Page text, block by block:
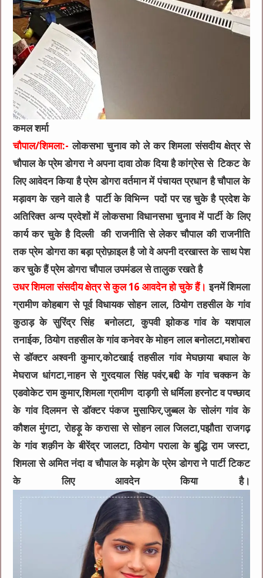
कमल शर्मा
चौपाल/शिमला:- लोकसभा चुनाव को ले कर शिमला संसदीय क्षेत्र से
चौपाल के प्रेम डोगरा ने अपना दावा ठोक दिया है कांग्रेस से टिकट के
लिए आवेदन किया है प्रेम डोगरा वर्तमान में पंचायत प्रधान है चौपाल के
मड़ावग के रहने वाले है पार्टी के विभिन्न पदों पर रह चुके है प्रदेश के
अतिरिक्त अन्य प्रदेशों में लोकसभा विधानसभा चुनाव में पार्टी के लिए
कार्य कर चुके है दिल्ली की राजनीति से लेकर चौपाल की राजनीति
तक प्रेम डोगरा का बड़ा प्रोफ़ाइल है जो वे अपनी दरखास्त के साथ पेश
कर चुके हैं प्रेम डोगरा चौपाल उपमंडल से तालुक रखते है
उधर शिमला संसदीय क्षेत्र से कुल 16 आवदेन हो चुके हैं। इनमें शिमला
ग्रामीण कोहबाग से पूर्व विधायक सोहन लाल, ठियोग तहसील के गांव
कुठाड़ के सुरिंद्र सिंह बनोलटा, कुपवी झोकड गांव के यशपाल
तनाईक, ठियोग तहसील के गांव कनेवर के मोहन लाल बनोलटा,मशोबरा
से डॉक्टर अश्वनी कुमार,कोटखाई तहसील गांव मेघछाया बघाल के
मेघराज धांगटा,नाहन से गुरदयाल सिंह पवंर,बद्दी के गांव चक्कन के
एडवोकेट राम कुमार,शिमला ग्रामीण दाड़गी से धर्मिला हरनोट व पच्छाद
के गांव दिलमन से डॉक्टर पंकज मुसाफिर,जुब्बल के सोलंग गांव के
कौशल मुंगटा, रोहड़ू के करासा से सोहन लाल जिलटा,पझौता राजगढ़
के गांव शक़ीन के बीरेंद्र जालटा, ठियोग पराला के बुद्धि राम जस्टा,
शिमला से अमित नंदा व चौपाल के मड़ोग के प्रेम डोगरा ने पार्टी टिकट
के लिए आवदेन किया है।